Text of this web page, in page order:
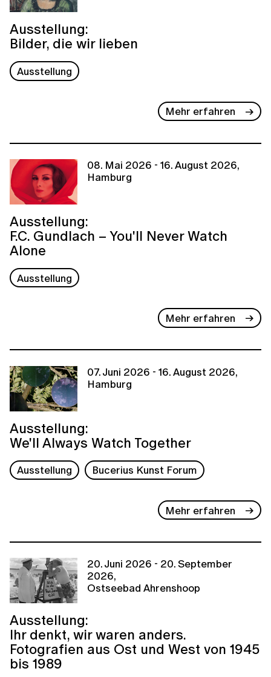
Ausstellung:
Bilder, die wir lieben
Ausstellung
Mehr erfahren
08. Mai 2026 - 16. August 2026,
Hamburg
Ausstellung:
F.C. Gundlach – You'll Never Watch
Alone
Ausstellung
Mehr erfahren
07. Juni 2026 - 16. August 2026,
Hamburg
Ausstellung:
We'll Always Watch Together
Ausstellung Bucerius Kunst Forum
Mehr erfahren
20. Juni 2026 - 20. September
2026,
Ostseebad Ahrenshoop
Ausstellung:
Ihr denkt, wir waren anders.
Fotografien aus Ost und West von 1945
bis 1989